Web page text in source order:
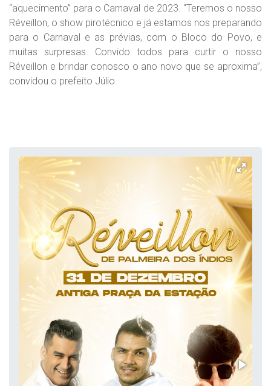
“aquecimento” para o Carnaval de 2023. “Teremos o nosso
Réveillon, o show pirotécnico e já estamos nos preparando
para o Carnaval e as prévias, com o Bloco do Povo, e
muitas surpresas. Convido todos para curtir o nosso
Réveillon e brindar conosco o ano novo que se aproxima”,
convidou o prefeito Júlio.